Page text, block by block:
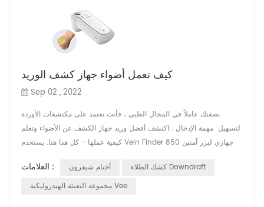
كيف تعمل أضواء جهاز كشف الوريد
Sep 02 , 2022
بصفتك عاملاً في المجال الطبي ، فأنت تعتمد على مكتشفات الأوردة
لتسهيل مهمة الإدخال . اكتشف أفضل وريد جهاز الكشف عن الأضواء وتعلم
كيفية عملها - كل هذا هنا. يستخدم Vein Finder جهازي ليزر آمنين 850
جنبًا إلى جنب لتوفير صورة في الوقت الفعلي للأوعية الدموية تحت الجلد
العلامات : أختام شيفرون
كشك الطلاء Downdraft
مجموعة التعبئة الهيدروليكية Vee